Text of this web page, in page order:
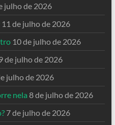
julho de 2026
11 de julho de 2026
10 de julho de 2026
de julho de 2026
julho de 2026
nela 8 de julho de 2026
7 de julho de 2026